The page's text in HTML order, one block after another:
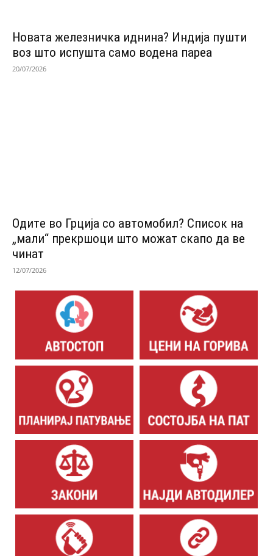
Новата железничка иднина? Индија пушти
воз што испушта само водена пареа
20/07/2026
Одитe во Грција со автомобил? Список на
„мали“ прекршоци што можат скапо да ве
чинат
12/07/2026